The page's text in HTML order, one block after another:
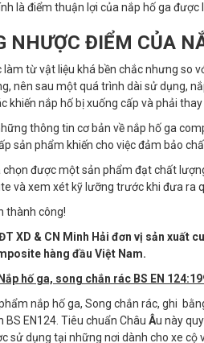
là điểm thuận lợi của nắp hố ga được
NHƯỢC ĐIỂM CỦA
làm từ vật liệu khá bền chắc nhưng so
nên sau một quá trình dài sử dụng,
khiến nắp hố bị xuống cấp và phải thay
thông tin cơ bản về nắp hố ga
sản phẩm khiến cho việc đảm bảo
chọn được một sản phẩm đạt chất
và xem xét kỹ lưỡng trước khi đưa ra
thành công!
XD & CN Minh Hải đơn vị sản xuất
hàng đầu Việt Nam.
hố ga, song chắn rác BS EN
nắp hố ga, Song chắn rác, ghi
BS EN124. Tiêu chuẩn Châu Âu này
sử dụng tại những nơi dành cho xe cộ